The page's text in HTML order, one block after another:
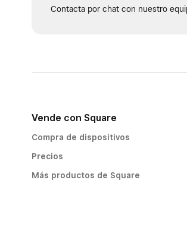
Contacta por chat con nuestro
Vende con Square
Compra de dispositivos
Precios
Más productos de Square